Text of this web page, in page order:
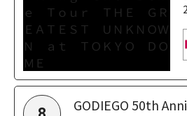
GODIEGO 50th